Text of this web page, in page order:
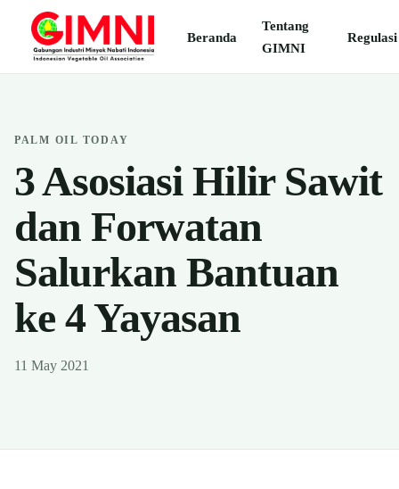
Beranda
Tentang
GIMNI
Regulasi
PALM OIL TODAY
3 Asosiasi Hilir Sawit
dan Forwatan
Salurkan Bantuan
ke 4 Yayasan
11 May 2021